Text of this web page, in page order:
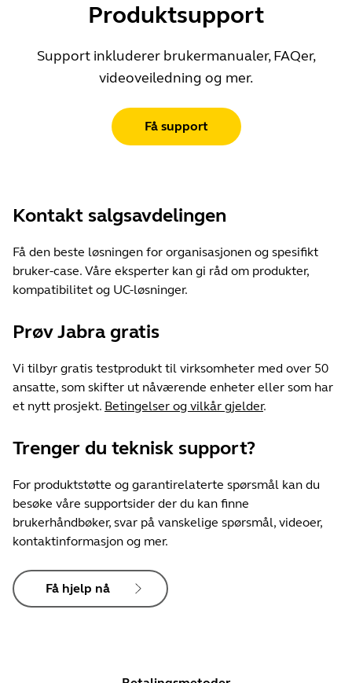
Produktsupport
Support inkluderer brukermanualer, FAQer,
videoveiledning og mer.
Få support
Kontakt salgsavdelingen
Få den beste løsningen for organisasjonen og spesifikt
bruker-case. Våre eksperter kan gi råd om produkter,
kompatibilitet og UC-løsninger.
Prøv Jabra gratis
Vi tilbyr gratis testprodukt til virksomheter med over 50
ansatte, som skifter ut nåværende enheter eller som har
et nytt prosjekt. Betingelser og vilkår gjelder.
Trenger du teknisk support?
For produktstøtte og garantirelaterte spørsmål kan du
besøke våre supportsider der du kan finne
brukerhåndbøker, svar på vanskelige spørsmål, videoer,
kontaktinformasjon og mer.
Få hjelp nå